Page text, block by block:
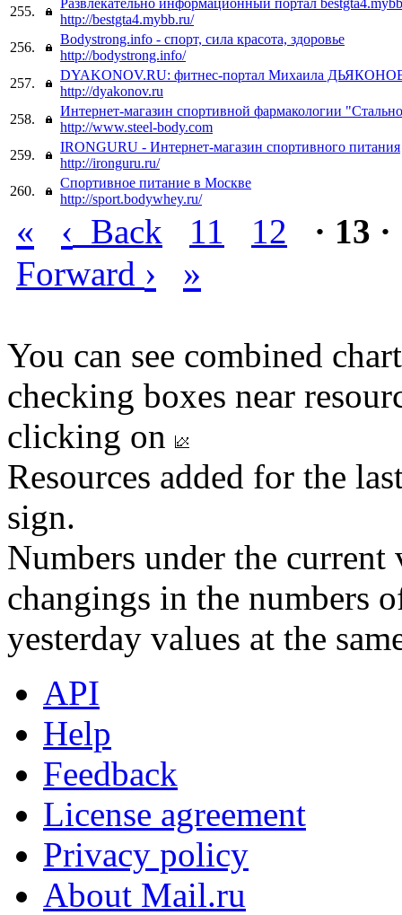
255.
http://bestgta4.mybb.ru/
256.
Bodystrong.info - спорт, сила красота, здоровье
http://bodystrong.info/
257.
DYAKONOV.RU: фитнес-портал Михаила
http://dyakonov.ru
258.
Интернет-магазин спортивной фармакологии
http://www.steel-body.com
259.
IRONGURU - Интернет-магазин спортивного питания
http://ironguru.ru/
260.
Спортивное питание в Москве
http://sport.bodywhey.ru/
« ‹ Back 11 12
· 13 ·
Forward › »
You can see combined
checking boxes near
clicking on
Resources added for the
sign.
Numbers under the
changings in the numbers
yesterday values at the
API
Help
Feedback
License agreement
Privacy policy
About Mail.ru